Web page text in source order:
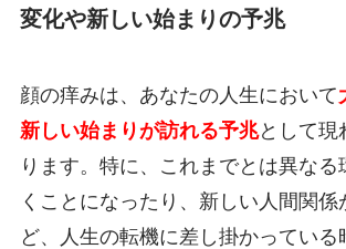
変化や新しい始まりの予兆
顔の痒みは、あなたの人生において
新しい始まりが訪れる予兆として現
ります。特に、これまでとは異なる
くことになったり、新しい人間関係
ど、人生の転機に差し掛かっている